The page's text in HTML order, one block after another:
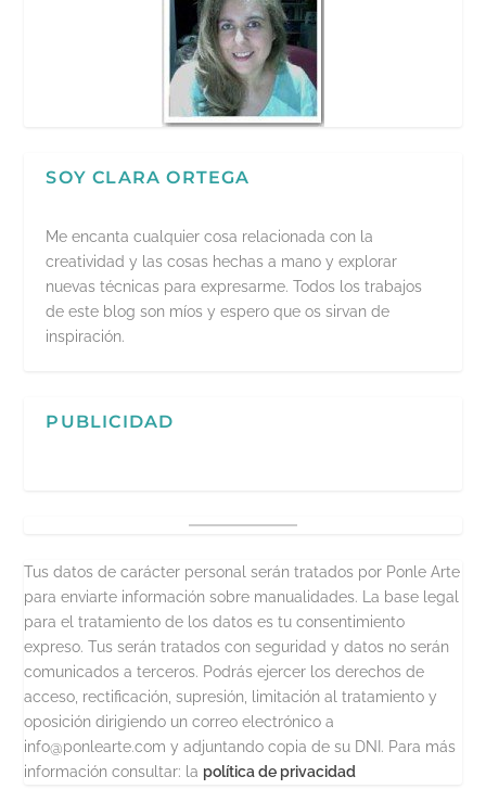
SOY CLARA ORTEGA
Me encanta cualquier cosa relacionada con la
creatividad y las cosas hechas a mano y explorar
nuevas técnicas para expresarme. Todos los trabajos
de este blog son míos y espero que os sirvan de
inspiración.
PUBLICIDAD
Tus datos de carácter personal serán tratados por Ponle Arte
para enviarte información sobre manualidades. La base legal
para el tratamiento de los datos es tu consentimiento
expreso. Tus serán tratados con seguridad y datos no serán
comunicados a terceros. Podrás ejercer los derechos de
acceso, rectificación, supresión, limitación al tratamiento y
oposición dirigiendo un correo electrónico a
info@ponlearte.com y adjuntando copia de su DNI. Para más
información consultar: la política de privacidad